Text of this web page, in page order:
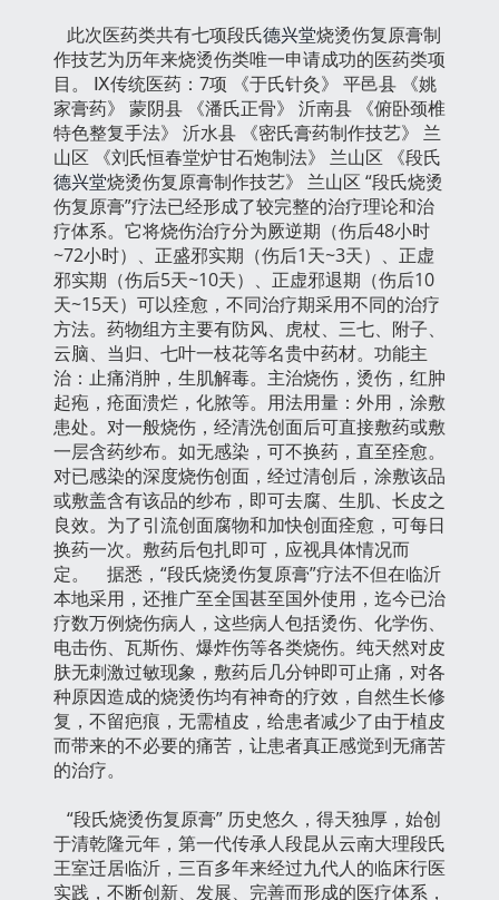
此次医药类共有七项段氏德兴堂烧烫伤复原膏制
作技艺为历年来烧烫伤类唯一申请成功的医药类项
目。 Ⅸ传统医药：7项 《于氏针灸》 平邑县 《姚
家膏药》 蒙阴县 《潘氏正骨》 沂南县 《俯卧颈椎
特色整复手法》 沂水县 《密氏膏药制作技艺》 兰
山区 《刘氏恒春堂炉甘石炮制法》 兰山区 《段氏
德兴堂烧烫伤复原膏制作技艺》 兰山区 “段氏烧烫
伤复原膏”疗法已经形成了较完整的治疗理论和治
疗体系。它将烧伤治疗分为厥逆期（伤后48小时
~72小时）、正盛邪实期（伤后1天~3天）、正虚
邪实期（伤后5天~10天）、正虚邪退期（伤后10
天~15天）可以痊愈，不同治疗期采用不同的治疗
方法。药物组方主要有防风、虎杖、三七、附子、
云脑、当归、七叶一枝花等名贵中药材。功能主
治：止痛消肿，生肌解毒。主治烧伤，烫伤，红肿
起疱，疮面溃烂，化脓等。用法用量：外用，涂敷
患处。对一般烧伤，经清洗创面后可直接敷药或敷
一层含药纱布。如无感染，可不换药，直至痊愈。
对已感染的深度烧伤创面，经过清创后，涂敷该品
或敷盖含有该品的纱布，即可去腐、生肌、长皮之
良效。为了引流创面腐物和加快创面痊愈，可每日
换药一次。敷药后包扎即可，应视具体情况而
定。 据悉，“段氏烧烫伤复原膏”疗法不但在临沂
本地采用，还推广至全国甚至国外使用，迄今已治
疗数万例烧伤病人，这些病人包括烫伤、化学伤、
电击伤、瓦斯伤、爆炸伤等各类烧伤。纯天然对皮
肤无刺激过敏现象，敷药后几分钟即可止痛，对各
种原因造成的烧烫伤均有神奇的疗效，自然生长修
复，不留疤痕，无需植皮，给患者减少了由于植皮
而带来的不必要的痛苦，让患者真正感觉到无痛苦
的治疗。
“段氏烧烫伤复原膏” 历史悠久，得天独厚，始创
于清乾隆元年，第一代传承人段昆从云南大理段氏
王室迁居临沂，三百多年来经过九代人的临床行医
实践，不断创新、发展、完善而形成的医疗体系，